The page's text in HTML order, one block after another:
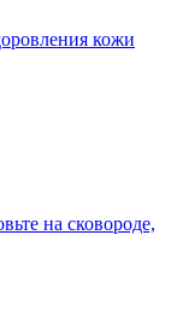
кожи
на сковороде,